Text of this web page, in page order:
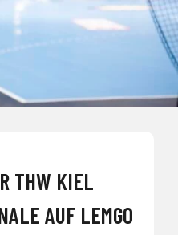
THW KIEL
AUF LEMGO